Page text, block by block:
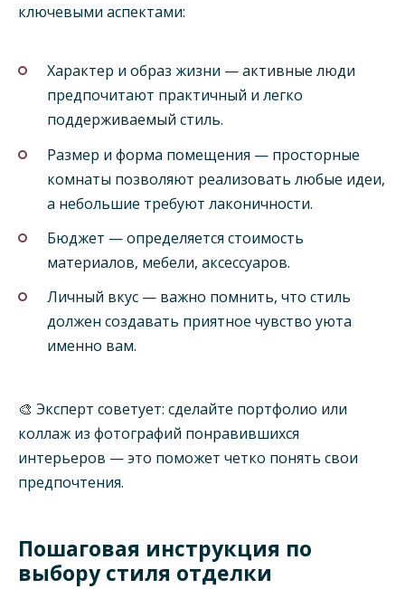
ключевыми аспектами:
Характер и образ жизни — активные люди
предпочитают практичный и легко
поддерживаемый стиль.
Размер и форма помещения — просторные
комнаты позволяют реализовать любые идеи,
а небольшие требуют лаконичности.
Бюджет — определяется стоимость
материалов, мебели, аксессуаров.
Личный вкус — важно помнить, что стиль
должен создавать приятное чувство уюта
именно вам.
🎨 Эксперт советует: сделайте портфолио или
коллаж из фотографий понравившихся
интерьеров — это поможет четко понять свои
предпочтения.
Пошаговая инструкция по
выбору стиля отделки